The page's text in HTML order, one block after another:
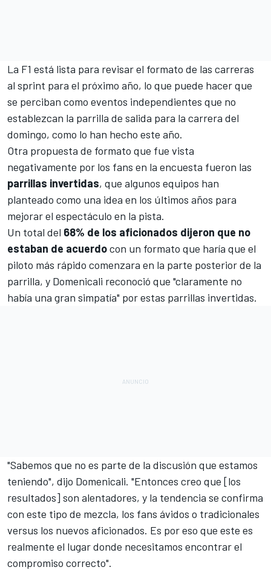
La F1 está lista para revisar el formato de las carreras
al sprint para el próximo año, lo que puede hacer que
se perciban como eventos independientes que no
establezcan la parrilla de salida para la carrera del
domingo, como lo han hecho este año.
Otra propuesta de formato que fue vista
negativamente por los fans en la encuesta fueron las
parrillas invertidas, que algunos equipos han
planteado como una idea en los últimos años para
mejorar el espectáculo en la pista.
Un total del 68% de los aficionados dijeron que no
estaban de acuerdocon un formato que haría que el
piloto más rápido comenzara en la parte posterior de la
parrilla, y Domenicali reconoció que "claramente no
había una gran simpatía" por estas parrillas invertidas.
"Sabemos que no es parte de la discusión que estamos
teniendo", dijo Domenicali. "Entonces creo que [los
resultados] son alentadores, y la tendencia se confirma
con este tipo de mezcla, los fans ávidos o tradicionales
versus los nuevos aficionados. Es por eso que este es
realmente el lugar donde necesitamos encontrar el
compromiso correcto".